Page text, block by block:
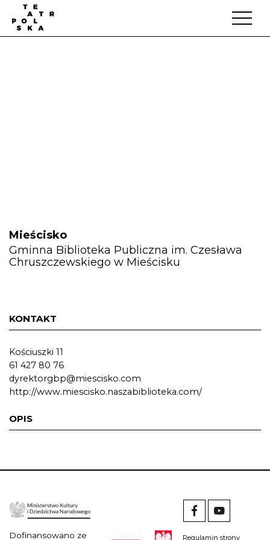
Mieścisko
Gminna Biblioteka Publiczna im. Czesława
Chruszczewskiego w Mieścisku
KONTAKT
Kościuszki 11
61 427 80 76
dyrektorgbp@miescisko.com
http://www.miescisko.naszabiblioteka.com/
OPIS
Dofinansowano ze
Regulamin strony